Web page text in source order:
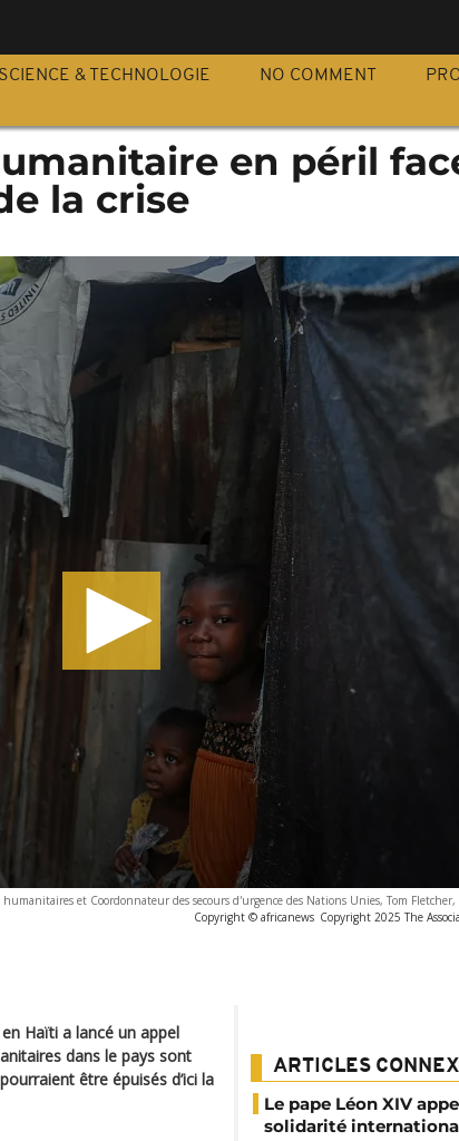
SCIENCE & TECHNOLOGIE NO COMMENT
en péril
la crise
et Coordonnateur des secours d'urgence des Nations Unies, Tom
Copyright © africanews Copyright 2025 The
Haïti a lancé un appel
dans le pays sont
être épuisés d’ici la
ARTICLES
Le pape Léon XIV
solidarité